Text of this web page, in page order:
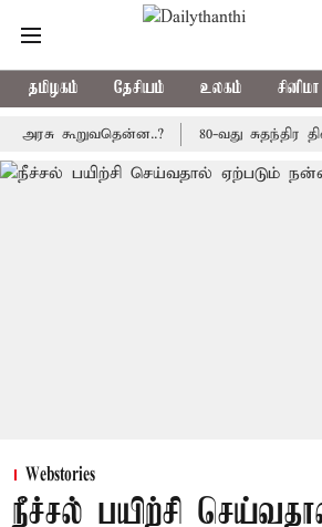
தமிழகம் தேசியம் உலகம் சினிமா
கூறுவதென்ன..? 80-வது சுதந்திர
Webstories
நீச்சல் பயிற்சி